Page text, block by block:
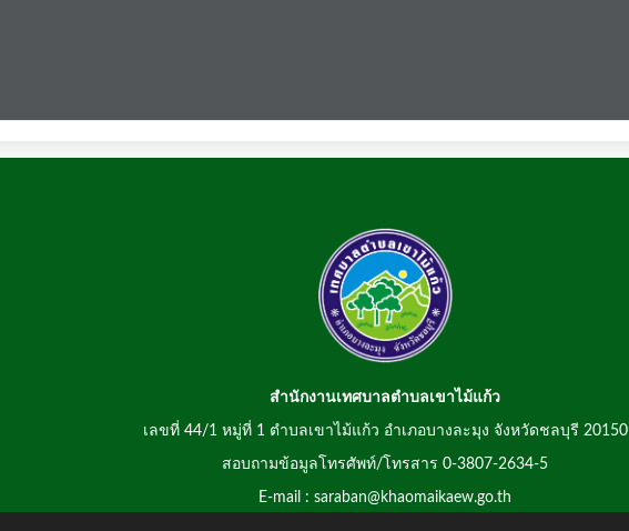
สำนักงานเทศบาลตำบลเขาไม้แก้ว
เลขที่ 44/1 หมู่ที่ 1 ตำบลเขาไม้แก้ว อำเภอบางละมุง จังหวัดชลบุรี 20150
สอบถามข้อมูลโทรศัพท์/โทรสาร 0-3807-2634-5
E-mail : saraban@khaomaikaew.go.th